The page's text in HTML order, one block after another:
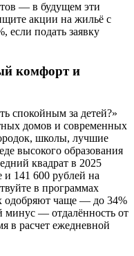
— в будущем эти
акции на жильё с
если подать заявку
комфорт и
спокойным за детей?»
домов и современных
школы, лучшие
высокого образования
квадрат в 2025
и 141 600 рублей на
в программах
одобряют чаще — до 34%
минус — отдалённость от
в расчет ежедневной